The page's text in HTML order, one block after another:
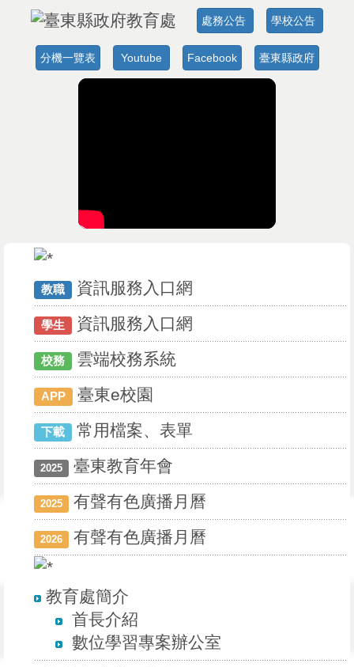
處務公告 學校公告
分機一覽表 Youtube Facebook 臺東縣政府
教職 資訊服務入口網
學生 資訊服務入口網
校務 雲端校務系統
APP 臺東e校園
下載 常用檔案、表單
2025 臺東教育年會
2025 有聲有色廣播月曆
2026 有聲有色廣播月曆
教育處簡介
首長介紹
數位學習專案辦公室